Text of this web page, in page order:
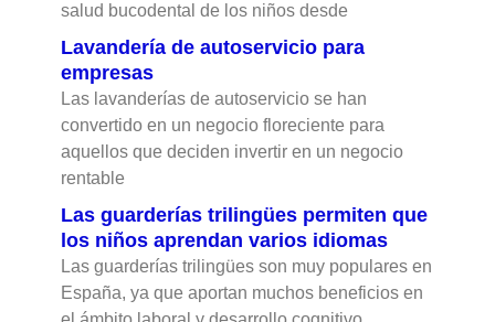
salud bucodental de los niños desde
Lavandería de autoservicio para
empresas
Las lavanderías de autoservicio se han
convertido en un negocio floreciente para
aquellos que deciden invertir en un negocio
rentable
Las guarderías trilingües permiten que
los niños aprendan varios idiomas
Las guarderías trilingües son muy populares en
España, ya que aportan muchos beneficios en